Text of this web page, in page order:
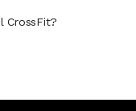
CrossFit?